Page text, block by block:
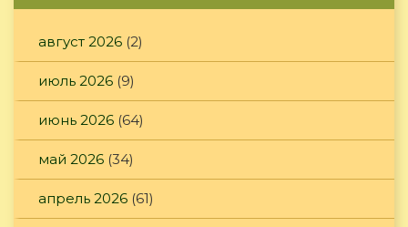
август 2026 (2)
июль 2026 (9)
июнь 2026 (64)
май 2026 (34)
апрель 2026 (61)